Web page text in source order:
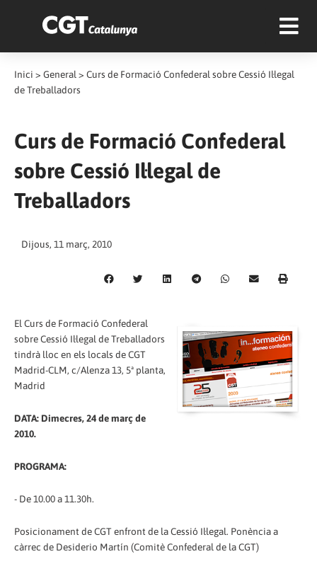
Inici > General > Curs de Formació Confederal sobre Cessió Il·legal
de Treballadors
Curs de Formació Confederal
sobre Cessió Il·legal de
Treballadors
Dijous, 11 març, 2010
El Curs de Formació Confederal
sobre Cessió Il·legal de Treballadors
tindrà lloc en els locals de CGT
Madrid-CLM, c/Alenza 13, 5ª planta,
Madrid
DATA: Dimecres, 24 de març de
2010.
PROGRAMA:
- De 10.00 a 11.30h.
Posicionament de CGT enfront de la Cessió Il·legal. Ponència a
càrrec de Desiderio Martín (Comitè Confederal de la CGT)